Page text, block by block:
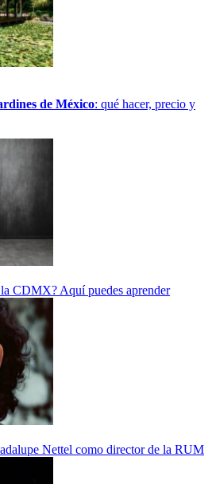
de México: qué hacer, precio y
la CDMX? Aquí puedes aprender
Nettel como director de la RUM